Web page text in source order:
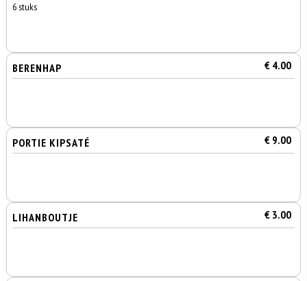
6 stuks
BERENHAP € 4.00
PORTIE KIPSATÉ € 9.00
LIHANBOUTJE € 3.00